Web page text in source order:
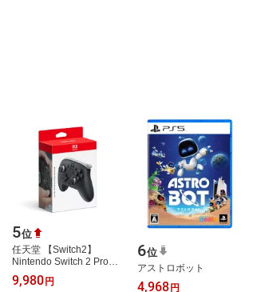
5位
任天堂 【Switch2】
Nintendo Switch 2 Proコ
ントローラー [BEE-A-
FSSKA NSW2 Proコン
9,980 円
6位
アストロボット
4,968円